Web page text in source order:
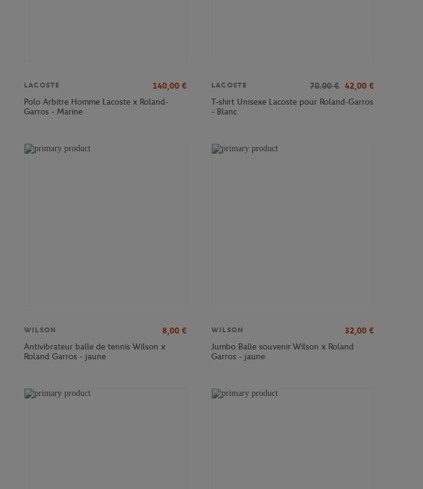
LACOSTE 140,00 €
Polo Arbitre Homme Lacoste x Roland-
Garros - Marine
LACOSTE 70.00 € 42,00 €
T-shirt Unisexe Lacoste pour Roland-Garros
- Blanc
WILSON 8,00 €
Antivibrateur balle de tennis Wilson x
Roland Garros - jaune
WILSON 32,00 €
Jumbo Balle souvenir Wilson x Roland
Garros - jaune